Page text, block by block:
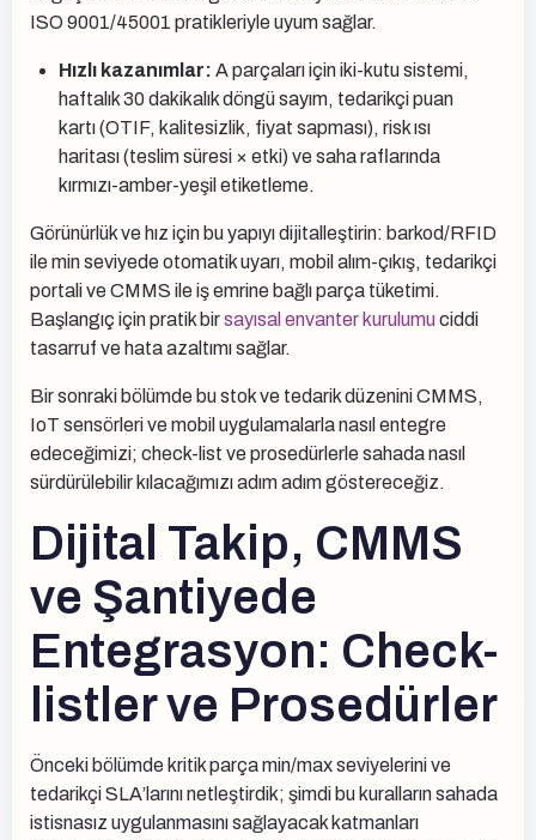
ISO 9001/45001 pratikleriyle uyum sağlar.
Hızlı kazanımlar: A parçaları için iki-kutu sistemi,
haftalık 30 dakikalık döngü sayım, tedarikçi puan
kartı (OTIF, kalitesizlik, fiyat sapması), risk ısı
haritası (teslim süresi × etki) ve saha raflarında
kırmızı-amber-yeşil etiketleme.
Görünürlük ve hız için bu yapıyı dijitalleştirin: barkod/RFID
ile min seviyede otomatik uyarı, mobil alım-çıkış, tedarikçi
portali ve CMMS ile iş emrine bağlı parça tüketimi.
Başlangıç için pratik birsayısal envanter kurulumuciddi
tasarruf ve hata azaltımı sağlar.
Bir sonraki bölümde bu stok ve tedarik düzenini CMMS,
IoT sensörleri ve mobil uygulamalarla nasıl entegre
edeceğimizi; check-list ve prosedürlerle sahada nasıl
sürdürülebilir kılacağımızı adım adım göstereceğiz.
Dijital Takip, CMMS
ve Şantiyede
Entegrasyon: Check-
listler ve Prosedürler
Önceki bölümde kritik parça min/max seviyelerini ve
tedarikçi SLA’larını netleştirdik; şimdi bu kuralların sahada
istisnasız uygulanmasını sağlayacak katmanları